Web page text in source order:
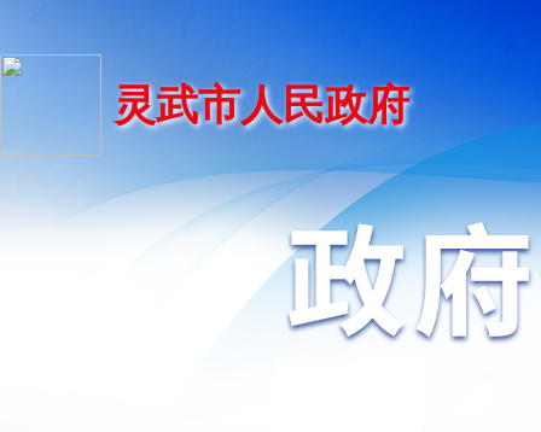
灵武市人民政府